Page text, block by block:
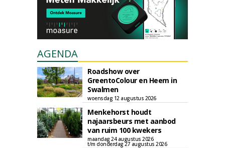
AGENDA
Roadshow over
GreentoColour en Heem in
Swalmen
woensdag 12 augustus 2026
Menkehorst houdt
najaarsbeurs met aanbod
van ruim 100 kwekers
maandag 24 augustus 2026
t/m donderdag 27 augustus 2026